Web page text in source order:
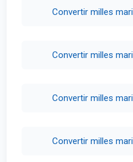
Convertir milles
Convertir milles
Convertir milles
Convertir milles